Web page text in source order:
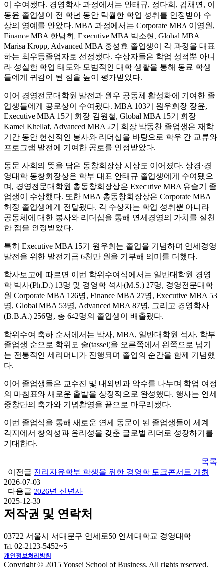
이 수여됐다. 경영학사 과정에서는 안태규, 정다희, 김채연, 이
동윤 졸업생이 전 학년 동안 탁월한 학업 성취를 인정받아 수
상의 영예를 안았다. MBA 과정에서는 Corporate MBA 이영원,
Finance MBA 한남희, Executive MBA 박소현, Global MBA
Marisa Kropp, Advanced MBA 홍성효 졸업생이 각 과정을 대표
하는 최우등졸업자로 선정됐다. 수상자들은 학업 성적뿐 아니
라 성실한 학업 태도와 모범적인 대학 생활을 통해 동료 학생
들에게 귀감이 된 점을 높이 평가받았다.
이어 경영전문대학원 발전과 원우 공동체 활성화에 기여한 졸
업생들에게 공로상이 수여됐다. MBA 103기 원우회장 장윤,
Executive MBA 15기 회장 김원철, Global MBA 15기 회장
Kamel Khellaf, Advanced MBA 2기 회장 박동찬 졸업생은 재학
기간 동안 헌신적인 봉사와 리더십을 바탕으로 학우 간 교류와
프로그램 발전에 기여한 공로를 인정받았다.
동문 사회의 뜻을 담은 동창회장상 시상도 이어졌다. 상경·경
영대학 동창회장상은 학부 대표 안태규 졸업생에게 수여됐으
며, 경영전문대학원 총동창회장상은 Executive MBA 유슬기 졸
업생이 수상했다. 또한 MBA 총동창회장상은 Corporate MBA
허정 졸업생에게 전달됐다. 각 수상자는 학업 성취뿐 아니라
공동체에 대한 봉사와 리더십을 통해 연세경영의 가치를 실천
한 점을 인정받았다.
특히 Executive MBA 15기 원우회는 졸업을 기념하며 연세경영
발전을 위한 발전기금 6천만 원을 기부해 의미를 더했다.
학사보고에 따르면 이번 학위수여식에서는 일반대학원 경영
학 박사(Ph.D.) 13명 및 경영학 석사(M.S.) 27명, 경영전문대학
원 Corporate MBA 126명, Finance MBA 27명, Executive MBA 53
명, Global MBA 53명, Advanced MBA 87명, 그리고 경영학사
(B.B.A.) 256명, 총 642명의 졸업생이 배출됐다.
학위수여 축하 순서에서는 박사, MBA, 일반대학원 석사, 학부
졸업생 순으로 학위모 술(tassel)을 오른쪽에서 왼쪽으로 넘기
는 전통적인 세리머니가 진행되며 졸업의 순간을 함께 기념했
다.
이어 졸업생들은 교수진 및 내외빈과 악수를 나누며 학업 여정
의 마침표와 새로운 출발을 상징적으로 완성했다. 행사는 연세
중창단의 축가와 기념촬영을 끝으로 마무리됐다.
이번 졸업식을 통해 새로운 연세 동문이 된 졸업생들이 세계
각지에서 창의성과 윤리성을 갖춘 글로벌 리더로 성장하기를
기대한다.
목록
이전글 진리자유학부 학생을 위한 경영학 토크콘서트 개최
2026-07-03
다음글 2026년 신년사
2025-12-30
저작권 및 연락처
03722 서울시 서대문구 연세로50 연세대학교 경영대학
Tel. 02-2123-5452~5
개인정보처리방침
Copyright © 2015 Yonsei School of Business. All rights reserved.